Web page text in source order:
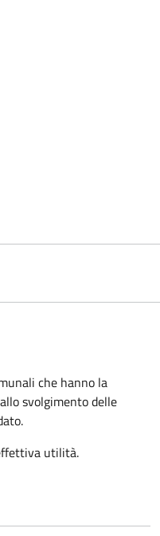
che hanno la
svolgimento delle
utilità.